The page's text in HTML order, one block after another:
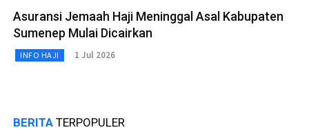
Asuransi Jemaah Haji Meninggal Asal Kabupaten
Sumenep Mulai Dicairkan
INFO HAJI 1 Jul 2026
BERITA TERPOPULER